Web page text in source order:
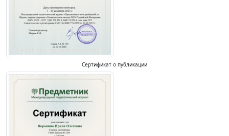
Сертификат о публикации